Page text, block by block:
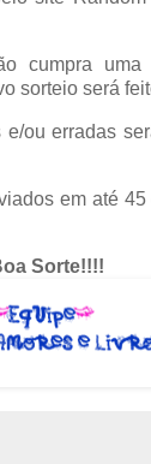
cumpra uma
sorteio será
ou erradas
em até
Sorte!!!!